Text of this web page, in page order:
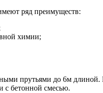
ряд преимуществ:
химии;
прутьями до 6м длиной.
с бетонной смесью.